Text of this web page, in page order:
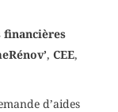
financières
, CEE,
d’aides